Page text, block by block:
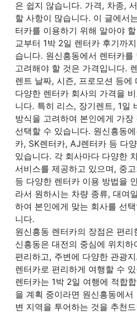
은 쉽지 않습니다. 가격, 차종,
할 사항이 많습니다. 이 글에서
터카를 이용하기 위해 알아야
교부터 1박 2일 렌터카 후기까
습니다. 원신흥동에서 렌터카를
고려해야 할 것은 가격입니다.
렌트 날짜, 시즌, 프로모션 등에
다양한 렌터카 회사의 가격을
니다. 특히 리스, 장기렌트, 1일
방식을 고려하여 본인에게 가장
선택할 수 있습니다. 원신흥동
카, SK렌터카, AJ렌터카 등 다
있습니다. 각 회사마다 다양한
서비스를 제공하고 있으며, 중
등 다양한 렌터카 이용 방법을
라서 원하시는 차량 종류, 대여
하여 본인에게 맞는 회사를 선
니다.
원신흥동 렌터카의 장점은 편리
신흥동은 대전의 중심에 위치하
편리하고, 주변에 다양한 관광
렌터카로 편리하게 여행할 수
렌터카는 1박 2일 여행에 적합
을 계획 중이라면 원신흥동에서
변 지역을 투어하는 것을 추천